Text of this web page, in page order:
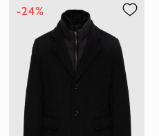
-24%